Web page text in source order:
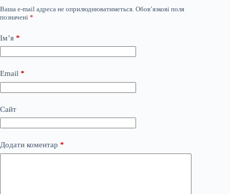
Ваша e-mail адреса не оприлюднюватиметься. Обов’язкові поля
позначені *
Ім’я *
Email *
Сайт
Додати коментар *